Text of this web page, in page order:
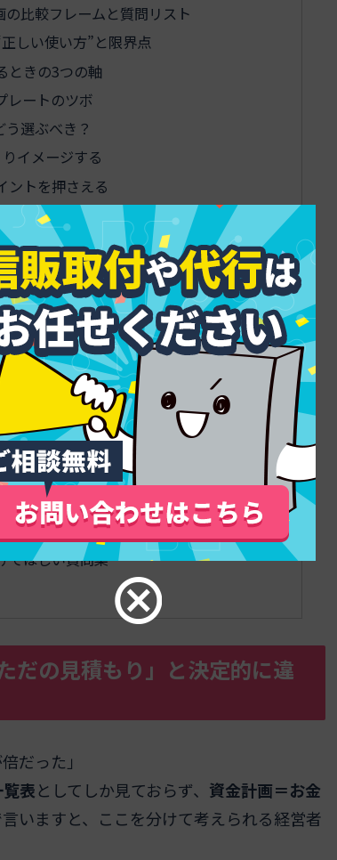
の比較フレームと質問リスト
しい使い方”と限界点
ときの3つの軸
レートのツボ
選ぶべき？
イメージする
ントを押さえる
見抜き方
をもっと有利に
の一般的な考え方
ざっくり整理
きのチェックポイント
のテンプレート
ルひな形
ルストーリー
きの設計アイデア
るか？相談前にチェックしたいポイント
制作資金計画のサイン
一気に上がるポイント
てほしい質問集
だの見積もり」と決定的に違
だった」
表としてしか見ておらず、 資金計画＝お金
いますと、ここを分けて考えられる経営者